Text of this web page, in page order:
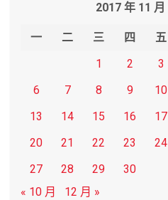
2017 年 11 月
一 二 三 四 五
1
2 3
6
7 8 9 10
13
14 15 16 17
20
21 22 23 24
27
28 29
30
« 10 月
12 月 »